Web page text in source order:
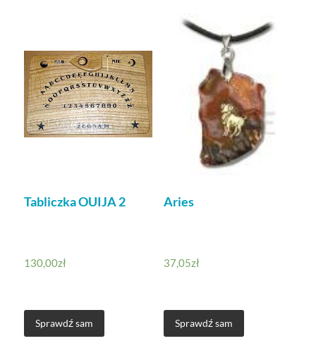
Tabliczka OUIJA 2
130,00zł
Sprawdź sam
Aries
37,05zł
Sprawdź sam